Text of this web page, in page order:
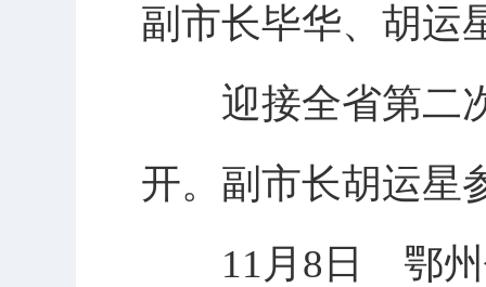
副市长毕华、胡运
迎接全省第二次
开。副市长胡运星
11月8日 鄂州代